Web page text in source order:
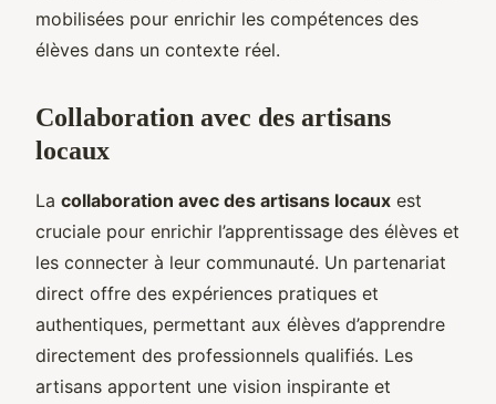
mobilisées pour enrichir les compétences des
élèves dans un contexte réel.
Collaboration avec des artisans
locaux
La collaboration avec des artisans locaux est
cruciale pour enrichir l’apprentissage des élèves et
les connecter à leur communauté. Un partenariat
direct offre des expériences pratiques et
authentiques, permettant aux élèves d’apprendre
directement des professionnels qualifiés. Les
artisans apportent une vision inspirante et